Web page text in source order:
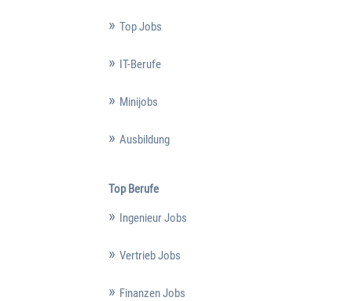
Top Jobs
IT-Berufe
Minijobs
Ausbildung
Top Berufe
Ingenieur Jobs
Vertrieb Jobs
Finanzen Jobs